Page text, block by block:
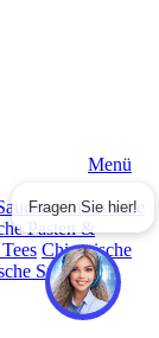
Menü
Chinesische
Pasten &
Chinesische
Snacks
Fragen Sie hier!